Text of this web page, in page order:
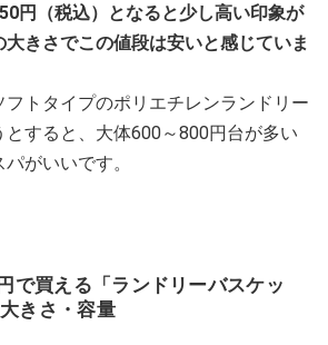
円（税込）となると少し高い印象が
きさでこの値段は安いと感じていま
トタイプのポリエチレンランドリー
すると、大体600～800円台が多い
がいいです。
で買える「ランドリーバスケッ
きさ・容量